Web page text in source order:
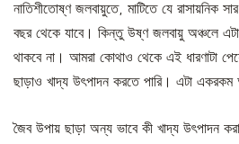
নাতিশীতোষ্ণ জলবায়ুতে, মাটিতে যে রাসায়নিক
বছর থেকে যাবে। কিন্তু উষ্ণ জলবায়ু অঞ্চলে এটা
থাকবে না। আমরা কোথাও থেকে এই ধারণাটা
ছাড়াও খাদ্য উৎপাদন করতে পারি। এটা একরকম
জৈব উপায় ছাড়া অন্য ভাবে কী খাদ্য উৎপাদন